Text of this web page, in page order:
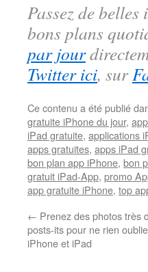
Passez de belles
bons plans
par jour
Twitter ici, sur
Ce contenu a été publié
gratuite iPhone du jour,
iPad gratuite, applications
apps gratuites, apps iPad
bon plan app iPhone, bon
gratuit iPad-App, promo
app gratuite iPhone, top
← Prenez des photos très
posts-its pour ne rien
iPhone et iPad